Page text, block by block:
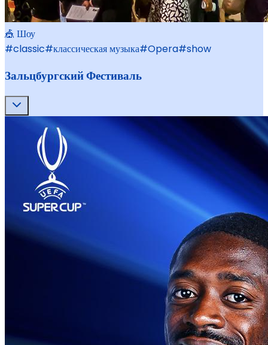
🎪 Шоу
#classic#классическая музыка#Opera#show
Зальцбургский Фестиваль